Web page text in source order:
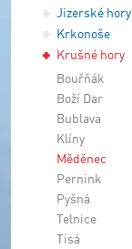
Jizerské hory
Krkonoše
Krušné hory
Bouřňák
Boží Dar
Bublava
Klíny
Měděnec
Pernink
Pyšná
Telnice
Tisá